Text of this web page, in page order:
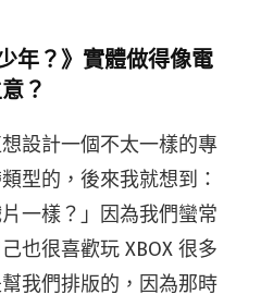
年？》實體做得像電
？
設計一個不太一樣的專
型的，後來我就想到：
一樣？」因為我們蠻常
也很喜歡玩 XBOX 很多
我們排版的，因為那時